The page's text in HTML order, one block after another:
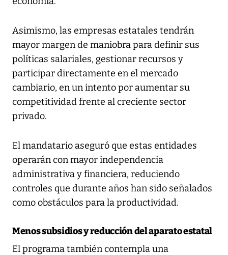
Asimismo, las empresas estatales tendrán
mayor margen de maniobra para definir sus
políticas salariales, gestionar recursos y
participar directamente en el mercado
cambiario, en un intento por aumentar su
competitividad frente al creciente sector
privado.
El mandatario aseguró que estas entidades
operarán con mayor independencia
administrativa y financiera, reduciendo
controles que durante años han sido señalados
como obstáculos para la productividad.
Menos subsidios y reducción del aparato estatal
El programa también contempla una